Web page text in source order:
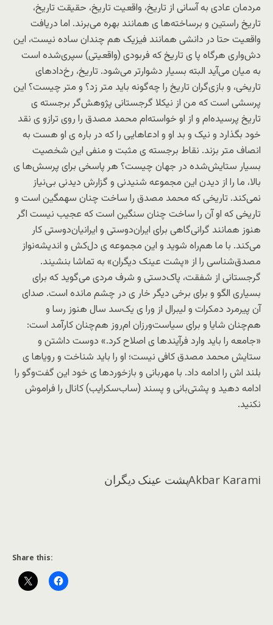
مردمان عادی به آسانی از تاریخ، واقعیت تاریخ، حقیقت تاریخ،
تاریخ راستین و برساخته‌ها ی همانند بهره می‌برند. اما دریافت
واقعیت حتا در دانشی همانند فیزیک هم چندان ساده نیست، این
دش‌واری هرگاه پا ی تاریخ که فربودی (واقعیتی) سپری‌شده است
به میان می‌آید البته بسیار دشوارتر می‌شود. تاریخ، رخ‌دادهای
تاریخی، و بازی‌گران تاریخ را چه‌گونه باید متر زد؟ و متر چیست؟ این
پرسشی است که من از نیکلا گرجستانی پژوهش‌گر برجسته ی
تاریخ پرسیده‌ام و از او خواسته‌ام محمد مصدق را روی ترازو ی نقد
خود بگذارد و نیک و بد او و ادعاهایی را که در باره ی او هست به
انصاف متر بزند. نقاط برجسته ی مثبت و‌ منفی این شخصیت
بسیار ستایش‌شده در جهان چیست؟ هر پاسخی برای پرسش‌ها ی
بالا، ما را از دیدن این مجموعه شنیدنی و گزارش دیدنی بی‌نیاز
نمی‌کند. تاریخی که محمد مصدق را ساخت چنان سهمگین است و
تاریخی که او آن را ساخت چنان سنگین است که عجیب نیست اگر
هنوز همانند گرانی‌گاهی برای ایران‌دوستی و ایرانیان‌دوستی کار
می‌کند. با ما هم‌راه شوید و این مجموعه ی دل‌کش و اندیشه‌نواز
مصدق‌شناسی را از «پشت عینک دیگران» به تماشا بنشیند.
گرجستانی از شفقت، پاک‌دستی و شرف مردی می‌گوید که برای
بسیاری الگو و برای برخی دیگر خار ی در چشم مانده است. صدای
آن پیرمرد دمکرات و لیبرال از ورا ی یک‌سد سال هنوز رسا و
هم‌چنان شایا و برای سیاست‌ورزان ام‌روز هم‌چنان کارآمد است:
«جامعه را باید وارد فرآیندها ی اصلاح کرد.» دوست داشتن و
ستایش محمد مصدق کافی نیست؛ او را باید شناخت و رویاها ی‌
بلند اش را ادامه داد. با مهربانی و بازخوردها ی خود این گفت‌وگو را
ادامه دهید و پشتی‌بانی و پسند (ساب‌سکرایب) کانال را فراموش
نکنید.
Akbar Karamiپشت عینک دیگران
Share this: